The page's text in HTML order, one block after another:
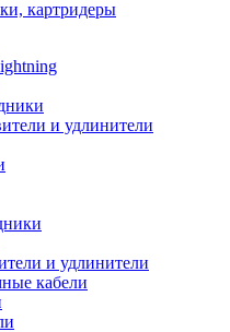
картридеры
и удлинители
и удлинители
кабели